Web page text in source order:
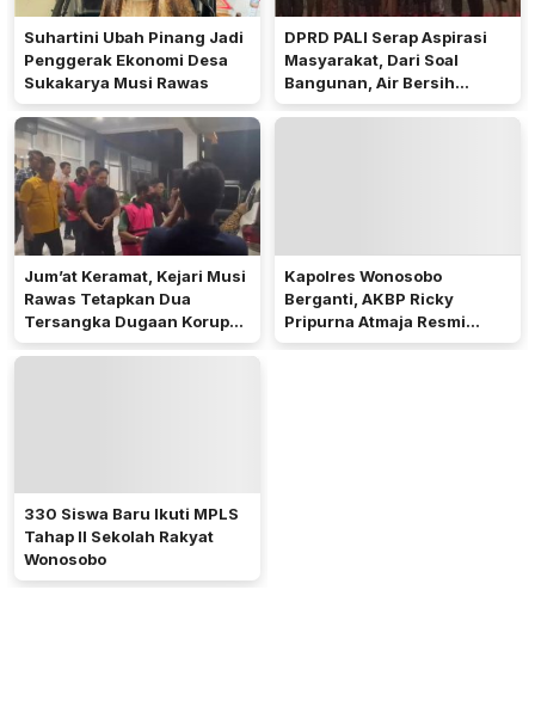
Suhartini Ubah Pinang Jadi
Penggerak Ekonomi Desa
Sukakarya Musi Rawas
DPRD PALI Serap Aspirasi
Masyarakat, Dari Soal
Bangunan, Air Bersih
Hingga Pergub Seismik
Jum’at Keramat, Kejari Musi
Rawas Tetapkan Dua
Tersangka Dugaan Korupsi
Dana PSR
Kapolres Wonosobo
Berganti, AKBP Ricky
Pripurna Atmaja Resmi
Menjabat
330 Siswa Baru Ikuti MPLS
Tahap II Sekolah Rakyat
Wonosobo